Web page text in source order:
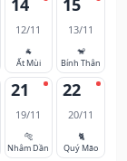
14
12/11
🐐
Ất Mùi
15
13/11
🐒
Bính Thân
21
19/11
🐅
Nhâm Dần
22
20/11
🐈
Quý Mão